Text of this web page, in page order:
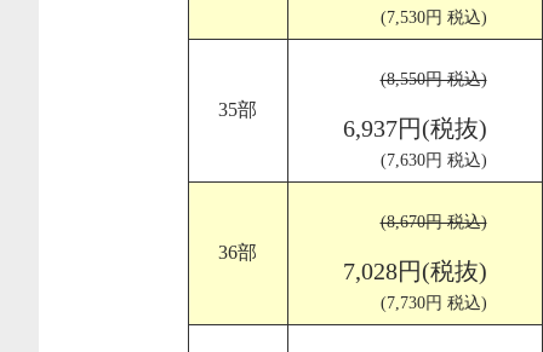
(7,530円 税込)
35部
(8,550円 税込)
6,937円(税抜)
(7,630円 税込)
36部
(8,670円 税込)
7,028円(税抜)
(7,730円 税込)